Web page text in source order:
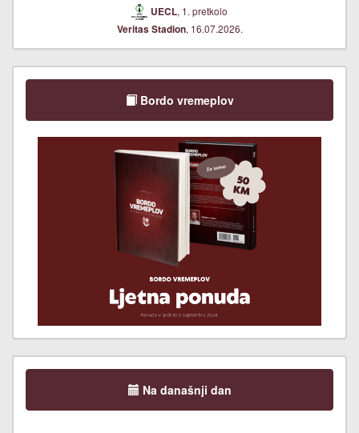
UECL, 1. pretkolo
Veritas Stadion, 16.07.2026.
Bordo vremeplov
Na današnji dan